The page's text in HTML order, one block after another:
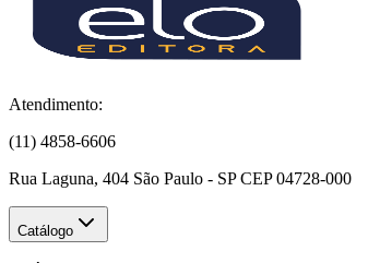
Atendimento:
(11) 4858-6606
Rua Laguna, 404 São Paulo - SP CEP 04728-000
Catálogo